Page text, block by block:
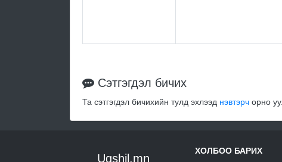
Сэтгэгдэл бичих
Та сэтгэгдэл бичихийн тулд эхлээд нэвтэрч орно уу.
Ugshil.mn
ХОЛБОО БАРИХ